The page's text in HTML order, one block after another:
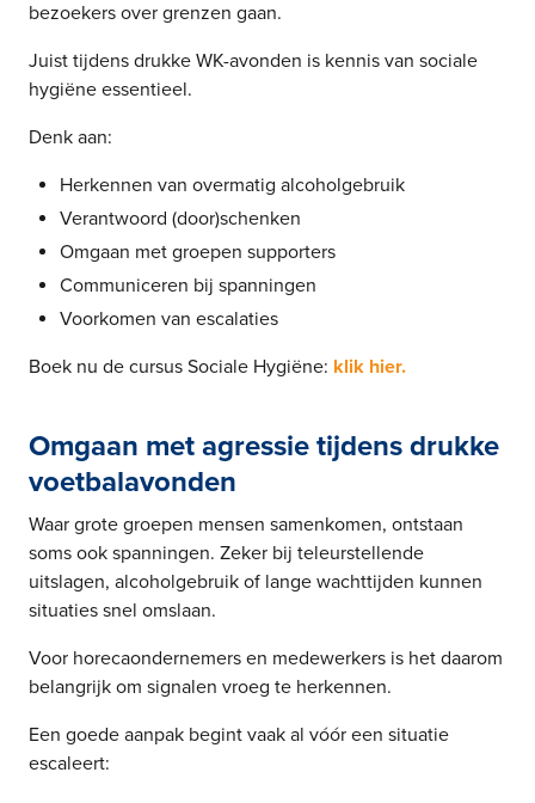
bezoekers over grenzen gaan.
Juist tijdens drukke WK-avonden is kennis van sociale
hygiëne essentieel.
Denk aan:
Herkennen van overmatig alcoholgebruik
Verantwoord (door)schenken
Omgaan met groepen supporters
Communiceren bij spanningen
Voorkomen van escalaties
Boek nu de cursus Sociale Hygiëne: klik hier.
Omgaan met agressie tijdens drukke
voetbalavonden
Waar grote groepen mensen samenkomen, ontstaan
soms ook spanningen. Zeker bij teleurstellende
uitslagen, alcoholgebruik of lange wachttijden kunnen
situaties snel omslaan.
Voor horecaondernemers en medewerkers is het daarom
belangrijk om signalen vroeg te herkennen.
Een goede aanpak begint vaak al vóór een situatie
escaleert: